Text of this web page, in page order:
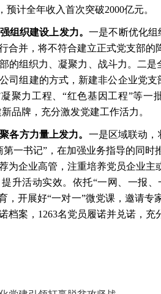
预计全年收入首次突破2000亿元。
组织建设上发力。一是不断优化
合并，将不符合建立正式党支部
的组织力、凝聚力、战斗力。二
司组建的方式，新建非公企业党
凝聚力工程、“红色基因工程”等
品牌，充分激发党建工作活力。
各方力量上发力。 一是区域联动，
第一书记”，在加强业务指导的同
为企业高管，注重培养党员企业
升活动实效。依托“一网、一报
，开展好“一对一”微党课，邀请
档案，1263名党员履诺并兑诺，充